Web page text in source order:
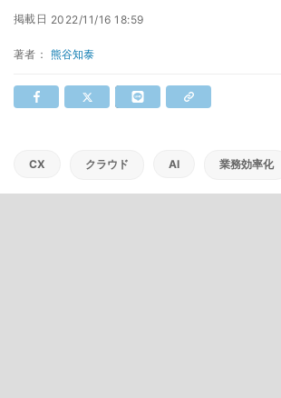
掲載日 2022/11/16 18:59
著者： 熊谷知泰
CX クラウド AI 業務効率化